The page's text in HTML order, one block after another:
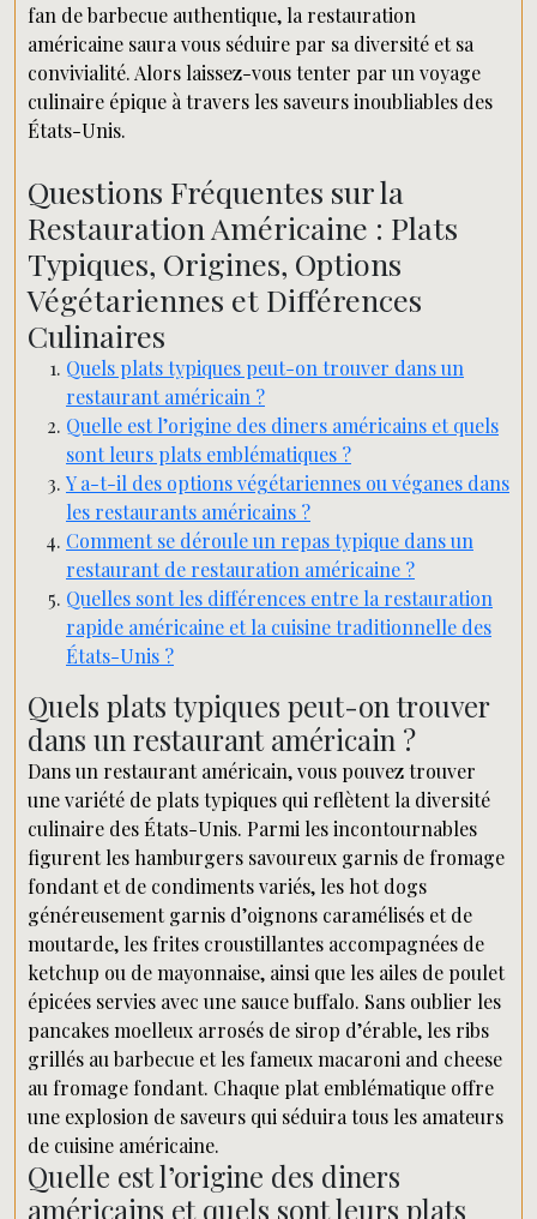
fan de barbecue authentique, la restauration
américaine saura vous séduire par sa diversité et sa
convivialité. Alors laissez-vous tenter par un voyage
culinaire épique à travers les saveurs inoubliables des
États-Unis.
Questions Fréquentes sur la
Restauration Américaine : Plats
Typiques, Origines, Options
Végétariennes et Différences
Culinaires
Quels plats typiques peut-on trouver dans un
restaurant américain ?
Quelle est l’origine des diners américains et quels
sont leurs plats emblématiques ?
Y a-t-il des options végétariennes ou véganes dans
les restaurants américains ?
Comment se déroule un repas typique dans un
restaurant de restauration américaine ?
Quelles sont les différences entre la restauration
rapide américaine et la cuisine traditionnelle des
États-Unis ?
Quels plats typiques peut-on trouver
dans un restaurant américain ?
Dans un restaurant américain, vous pouvez trouver
une variété de plats typiques qui reflètent la diversité
culinaire des États-Unis. Parmi les incontournables
figurent les hamburgers savoureux garnis de fromage
fondant et de condiments variés, les hot dogs
généreusement garnis d’oignons caramélisés et de
moutarde, les frites croustillantes accompagnées de
ketchup ou de mayonnaise, ainsi que les ailes de poulet
épicées servies avec une sauce buffalo. Sans oublier les
pancakes moelleux arrosés de sirop d’érable, les ribs
grillés au barbecue et les fameux macaroni and cheese
au fromage fondant. Chaque plat emblématique offre
une explosion de saveurs qui séduira tous les amateurs
de cuisine américaine.
Quelle est l’origine des diners
américains et quels sont leurs plats